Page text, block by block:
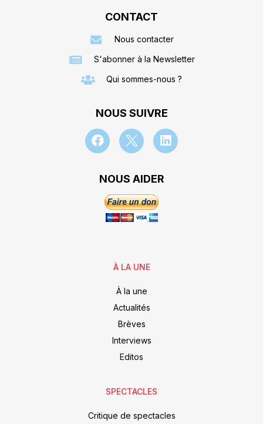
CONTACT
Nous contacter
S'abonner à la Newsletter
Qui sommes-nous ?
NOUS SUIVRE
NOUS AIDER
À LA UNE
À la une
Actualités
Brèves
Interviews
Editos
SPECTACLES
Critique de spectacles